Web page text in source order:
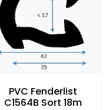
PVC Fenderlist
C1564B Sort 18m